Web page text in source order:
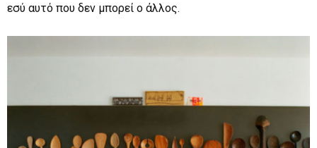
εσύ αυτό που δεν μπορεί ο άλλος.